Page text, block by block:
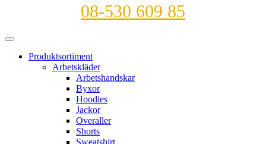
08-530 609 85
Produktsortiment
Arbetskläder
Arbetshandskar
Byxor
Hoodies
Jackor
Overaller
Shorts
Sweatshirt